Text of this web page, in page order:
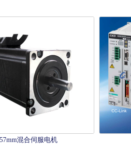
57mm混合伺服电机